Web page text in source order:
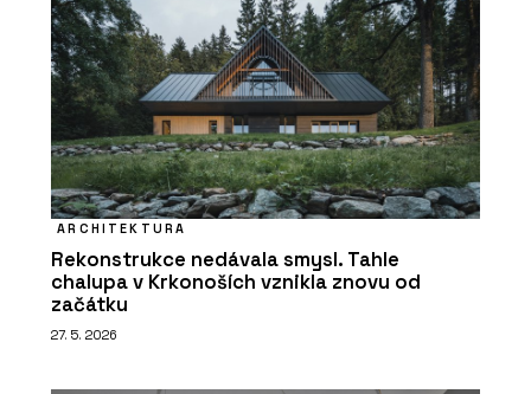
ARCHITEKTURA
Rekonstrukce nedávala smysl. Tahle
chalupa v Krkonoších vznikla znovu od
začátku
27. 5. 2026